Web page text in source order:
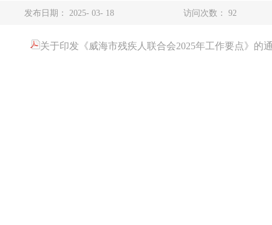
发布日期： 2025- 03- 18 访问次数： 92
关于印发《威海市残疾人联合会2025年工作要点》的